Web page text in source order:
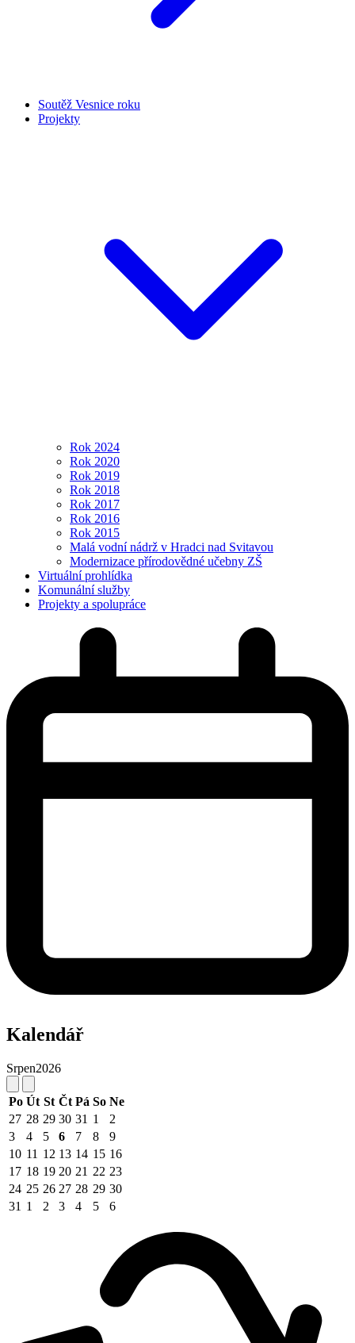
Soutěž Vesnice roku
Projekty
Rok 2024
Rok 2020
Rok 2019
Rok 2018
Rok 2017
Rok 2016
Rok 2015
Malá vodní nádrž v Hradci nad Svitavou
Modernizace přírodovědné učebny ZŠ
Virtuální prohlídka
Komunální služby
Projekty a spolupráce
Kalendář
Srpen2026
Po Út St Čt Pá So Ne
27 28 29 30 31 1
2
3
4 5 6 7 8
9
10 11 12 13 14 15 16
17 18 19 20 21 22 23
24 25 26 27 28 29 30
31 1 2 3 4 5 6